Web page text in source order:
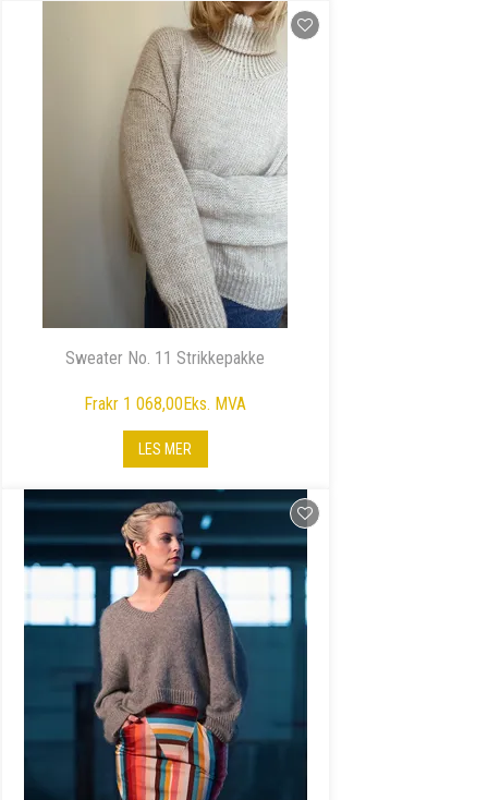
Sweater No. 11 Strikkepakke
Frakr 1 068,00Eks. MVA
LES MER